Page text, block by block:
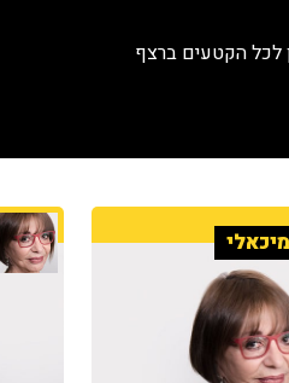
לכל הקטעים ברצף